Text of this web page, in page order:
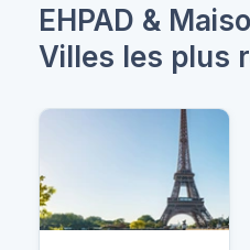
EHPAD &
Villes les plus